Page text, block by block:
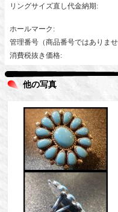
リングサイズ直し代金納期:
ホールマーク :
管理番号（商品番号ではありま
消費税抜き価格:
他の写真